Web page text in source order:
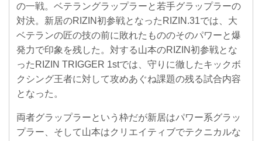
の一戦。ベテラングラップラーと若手グラップラーの
対決。新居のRIZIN初参戦となったRIZIN.31では、大
ベテランの匠の技の前に敗れたもののそのパワーと爆
発力で印象を残した。対する山本のRIZIN初参戦とな
ったRIZIN TRIGGER 1stでは、守りに徹したキックボ
クシング王者に対して攻めあぐね課題の残る試合内容
となった。
両者グラップラーという枠だが新居はパワー系グラッ
プラー、そして山本はクリエイティブでテクニカルな